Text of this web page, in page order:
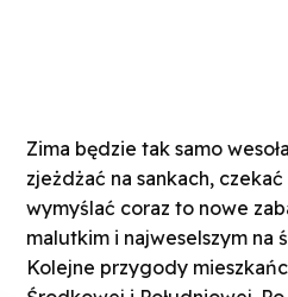
Zima będzie tak samo
zjeżdżać na sankach,
wymyślać coraz to nowe
malutkim i najweselszym na
Kolejne przygody